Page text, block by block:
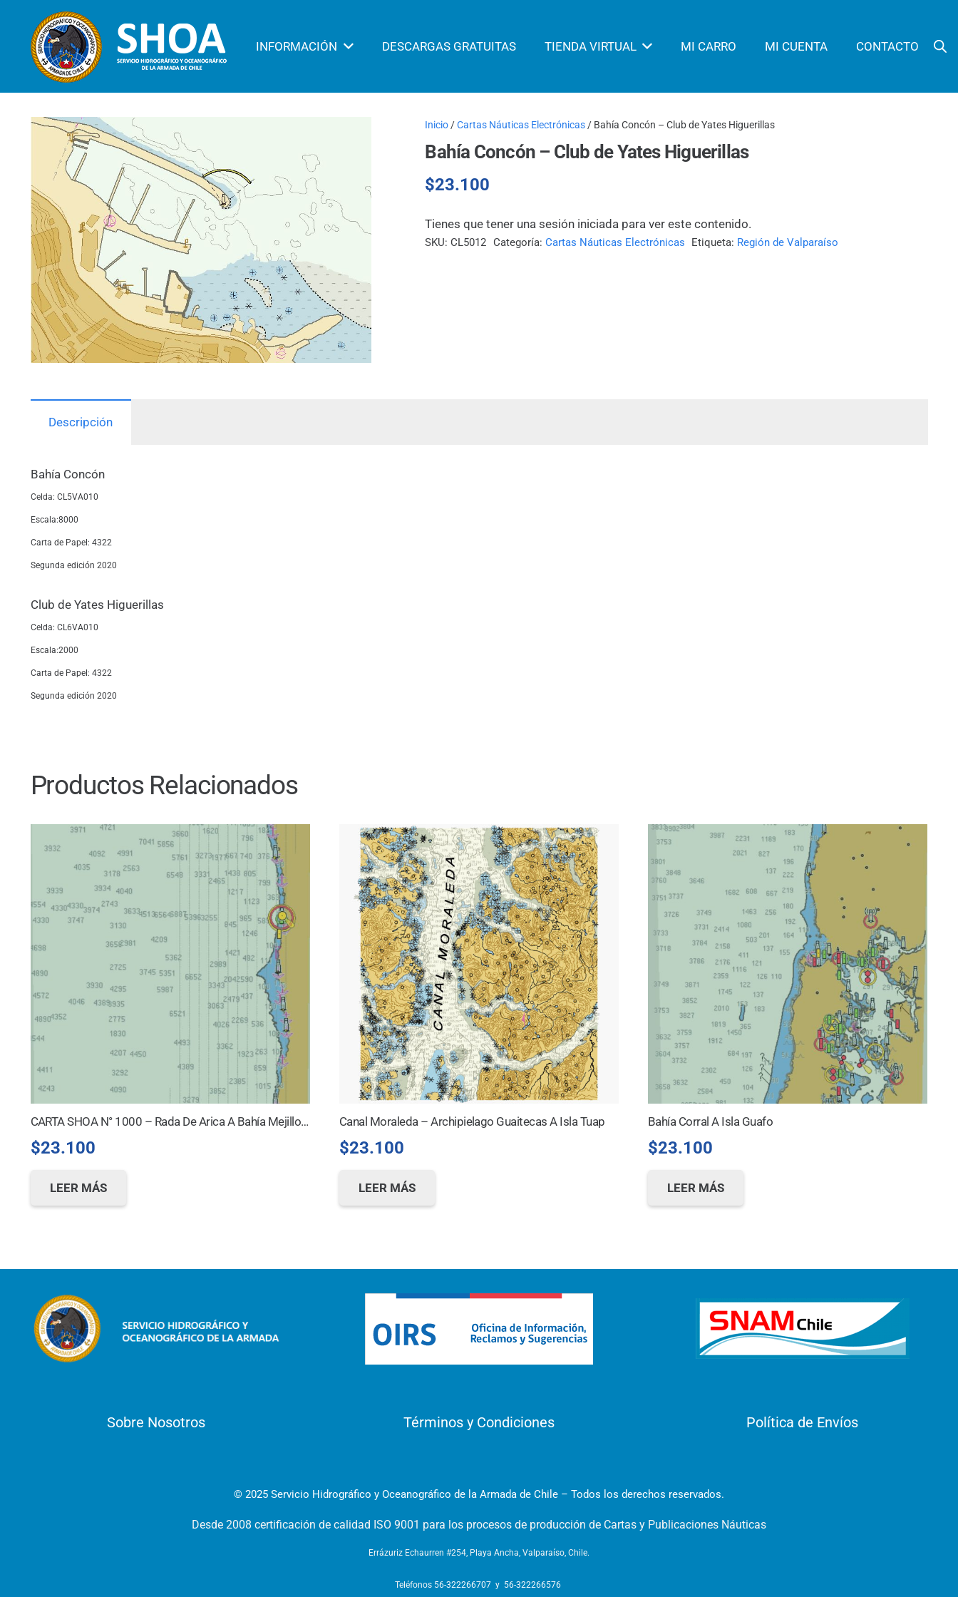
INFORMACIÓN DESCARGAS GRATUITAS TIENDA VIRTUAL MI CARRO MI CUENTA CONTACTO
Inicio /Cartas Náuticas Electrónicas / Bahía Concón – Club de Yates Higuerillas
Bahía Concón – Club de Yates Higuerillas
$23.100
Tienes que tener una sesión iniciada para ver este contenido.
SKU:CL5012 Categoría: Cartas Náuticas Electrónicas Etiqueta: Región de Valparaíso
Descripción
Bahía Concón
Celda: CL5VA010
Escala:8000
Carta de Papel: 4322
Segunda edición 2020
Club de Yates Higuerillas
Celda: CL6VA010
Escala:2000
Carta de Papel: 4322
Segunda edición 2020
Productos Relacionados
CARTA SHOA N° 1000 – Rada De Arica A Bahía Mejillones Del Sur *
$23.100
LEER MÁS
Canal Moraleda – Archipielago Guaitecas A Isla Tuap
$23.100
LEER MÁS
Bahía Corral A Isla Guafo
$23.100
LEER MÁS
Sobre Nosotros Términos y Condiciones Política de Envíos
© 2025 Servicio Hidrográfico y Oceanográfico de la Armada de Chile – Todos los derechos reservados.
Desde 2008 certificación de calidad ISO 9001 para los procesos de producción de Cartas y Publicaciones Náuticas
Errázuriz Echaurren #254, Playa Ancha, Valparaíso, Chile.
Teléfonos 56-322266707 y 56-322266576